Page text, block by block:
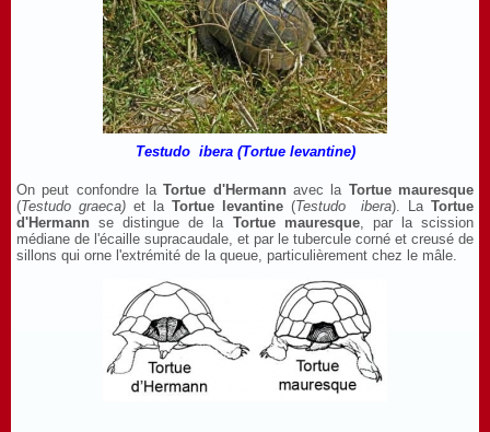
Testudo ibera (Tortue levantine)
On peut confondre laTortue d'Hermannavec la Tortue mauresque
(Testudo graeca) et la Tortue levantine (Testudo ibera). La Tortue
d'Hermann se distingue de la Tortue mauresque, par la scission
médiane de l'écaille supracaudale, et par le tubercule corné et creusé de
sillons qui orne l'extrémité de la queue, particulièrement chez le mâle.